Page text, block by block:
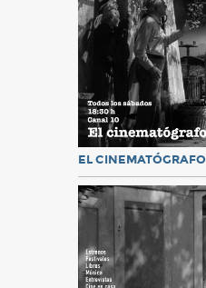
EL CINEMATÓGRAFO